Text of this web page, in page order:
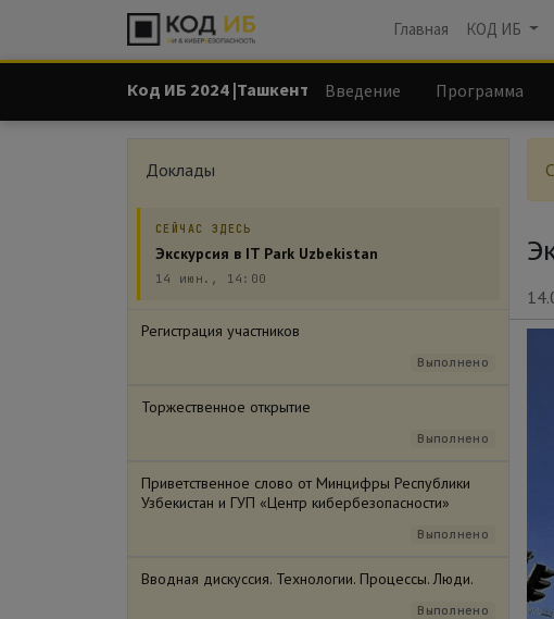
Главная КОД ИБ
Код ИБ 2024 |Ташкент Введение Программа
Доклады
СЕЙЧАС ЗДЕСЬ
Экскурсия в IT Park Uzbekistan
14 июн., 14:00
Регистрация участников
Выполнено
Торжественное открытие
Выполнено
Приветственное слово от Минцифры Республики
Узбекистан и ГУП «Центр кибербезопасности»
Выполнено
Вводная дискуссия. Технологии. Процессы. Люди.
Выполнено